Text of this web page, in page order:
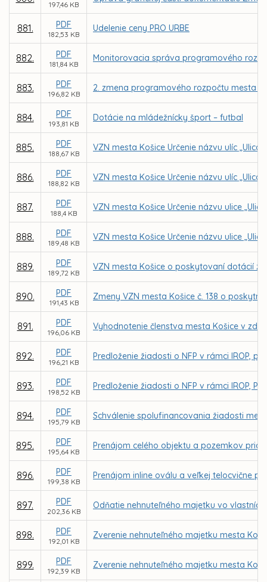
197,46 KB
881. PDF
182,53 KB
Udelenie ceny PRO URBE
882. PDF
181,84 KB
Monitorovacia správa programového
883. PDF
196,82 KB
2. zmena programového rozpočtu mesta
884. PDF
193,81 KB
Dotácie na mládežnícky šport – futbal
885. PDF
188,67 KB
VZN mesta Košice Určenie názvu ulíc
886. PDF
188,82 KB
VZN mesta Košice Určenie názvu ulíc „Ulica
887. PDF
188,4 KB
VZN mesta Košice Určenie názvu ulice
888. PDF
189,48 KB
VZN mesta Košice Určenie názvu ulice
889. PDF
189,72 KB
VZN mesta Košice o poskytovaní dotácií z
890. PDF
191,43 KB
Zmeny VZN mesta Košice č. 138 o
891. PDF
196,06 KB
Vyhodnotenie členstva mesta Košice v
892. PDF
196,21 KB
Predloženie žiadosti o NFP v rámci IROP,
893. PDF
198,52 KB
Predloženie žiadosti o NFP v rámci IROP,
894. PDF
195,79 KB
Schválenie spolufinancovania žiadosti
895. PDF
195,64 KB
Prenájom celého objektu a pozemkov
896. PDF
199,38 KB
Prenájom inline oválu a veľkej telocvične
897. PDF
202,36 KB
Odňatie nehnuteľného majetku vo
898. PDF
192,01 KB
Zverenie nehnuteľného majetku mesta
899. PDF
192,39 KB
Zverenie nehnuteľného majetku mesta